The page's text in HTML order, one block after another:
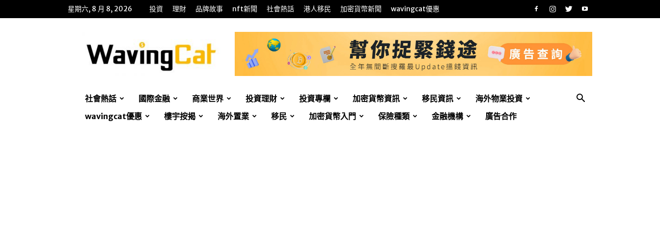
星期六, 8 月 8, 2026 投資 理財 品牌故事 nft新聞 社會熱話 港人移民 加密貨幣新聞 wavingcat優惠
招
財
貓
社會熱話 國際金融 商業世界 投資理財 投資專欄 加密貨幣資訊 移民資訊
海外物業投資
wavingcat優惠
樓宇按揭 海外置業 移民 加密貨幣入門 保險種類 金融機構 廣告合作